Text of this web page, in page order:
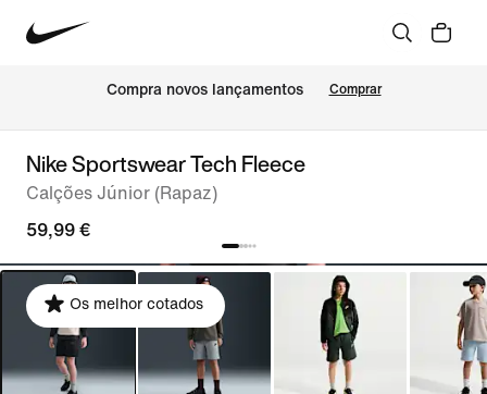
Compra novos lançamentos Comprar
Nike Sportswear Tech Fleece
Calções Júnior (Rapaz)
59,99 €
Os melhor cotados